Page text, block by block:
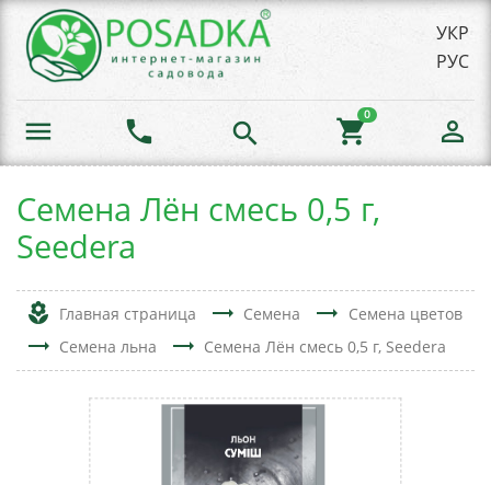
УКР
РУС
menu phone search shopping_cart
0
person_outline
Семена Лён смесь 0,5 г,
Seedera
local_florist Главная страница trending_flat Семена trending_flat Семена цветов
trending_flat Семена льна trending_flat Семена Лён смесь 0,5 г, Seedera